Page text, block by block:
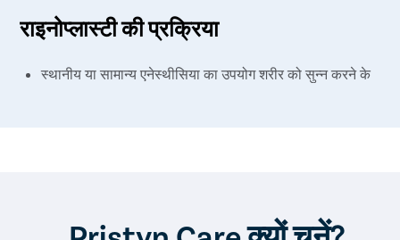
राइनोप्लास्टी की प्रक्रिया
स्थानीय या सामान्य एनेस्थीसिया का उपयोग शरीर को सुन्न करने के
सर्जन को आपकी नाक का आकर को बदलने या ठीक करने में नाक के
अंदर तक पहुंचने में मदद मिलती है।